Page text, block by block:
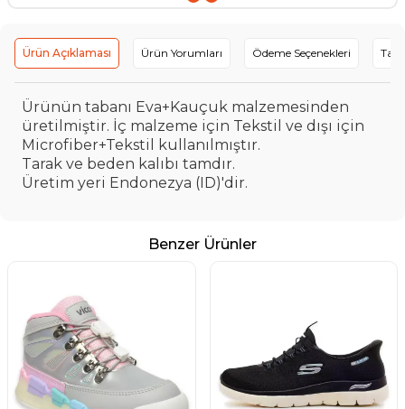
Ürün Açıklaması Ürün Yorumları Ödeme Seçenekleri
Ürünün tabanı Eva+Kauçuk malzemesinden
üretilmiştir. İç malzeme için Tekstil ve dışı için
Microfiber+Tekstil kullanılmıştır.
Tarak ve beden kalıbı tamdır.
Üretim yeri Endonezya (ID)'dir.
Benzer Ürünler